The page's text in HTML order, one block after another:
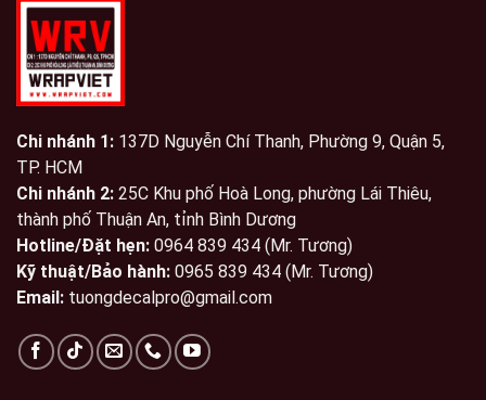
Chi nhánh 1: 137D Nguyễn Chí Thanh, Phường 9, Quận 5,
TP. HCM
Chi nhánh 2: 25C Khu phố Hoà Long, phường Lái Thiêu,
thành phố Thuận An, tỉnh Bình Dương
Hotline/Đặt hẹn: 0964 839 434 (Mr. Tương)
Kỹ thuật/Bảo hành: 0965 839 434 (Mr. Tương)
Email: tuongdecalpro@gmail.com